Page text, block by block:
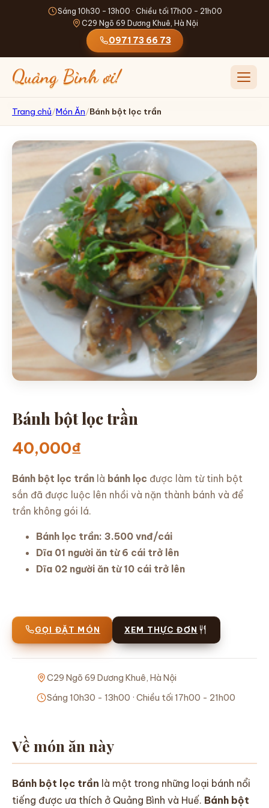
Sáng 10h30 - 13h00 · Chiều tối 17h00 - 21h00
C29 Ngõ 69 Dương Khuê, Hà Nội
0971 73 66 73
Quảng Bình ơi! Mở
TRANG CHỦ
GIỚI THIỆU
THỰC ĐƠN
ĐỒ UỐNG
ĐẶT SHIP
TIN TỨC
LIÊN HỆ
Trang chủ/Món Ăn/Bánh bột lọc trần
Bánh bột lọc trần
40,000₫
Bánh bột lọc trần là bánh lọc được làm từ tinh bột
sắn đã được luộc lên nhồi và nặn thành bánh và để
trần không gói lá.
Bánh lọc trần: 3.500 vnđ/cái
Dĩa 01 người ăn từ 6 cái trở lên
Dĩa 02 người ăn từ 10 cái trở lên
GỌI ĐẶT MÓN XEM THỰC ĐƠN
C29 Ngõ 69 Dương Khuê, Hà Nội
Sáng 10h30 - 13h00 · Chiều tối 17h00 - 21h00
Về món ăn này
Bánh bột lọc trần là một trong những loại bánh nổi
tiếng được ưa thích ở Quảng Bình và Huế. Bánh bột